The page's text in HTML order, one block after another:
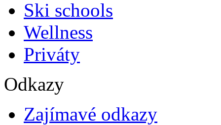
Ski schools
Wellness
Priváty
Odkazy
Zajímavé odkazy